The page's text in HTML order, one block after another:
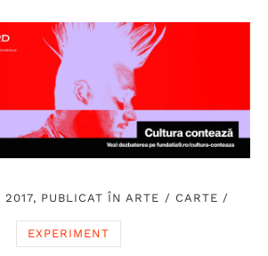
2017, PUBLICAT ÎNARTE / CARTE /
EXPERIMENT